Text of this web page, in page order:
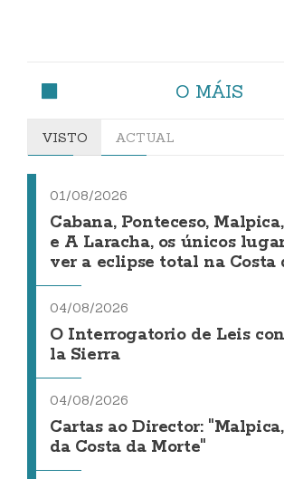
O MÁIS
VISTO ACTUAL
01/08/2026
Cabana, Ponteceso,
e A Laracha, os únicos
ver a eclipse total na Costa
04/08/2026
O Interrogatorio de Leis
la Sierra
04/08/2026
Cartas ao Director:
da Costa da Morte"